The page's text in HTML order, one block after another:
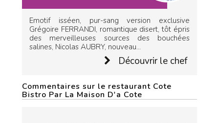
Emotif isséen, pur-sang version exclusive
Grégoire FERRANDI, romantique disert, tôt épris
des merveilleuses sources des bouchées
salines, Nicolas AUBRY, nouveau...
Découvrir le chef
Commentaires sur le restaurant Cote
Bistro Par La Maison D'a Cote